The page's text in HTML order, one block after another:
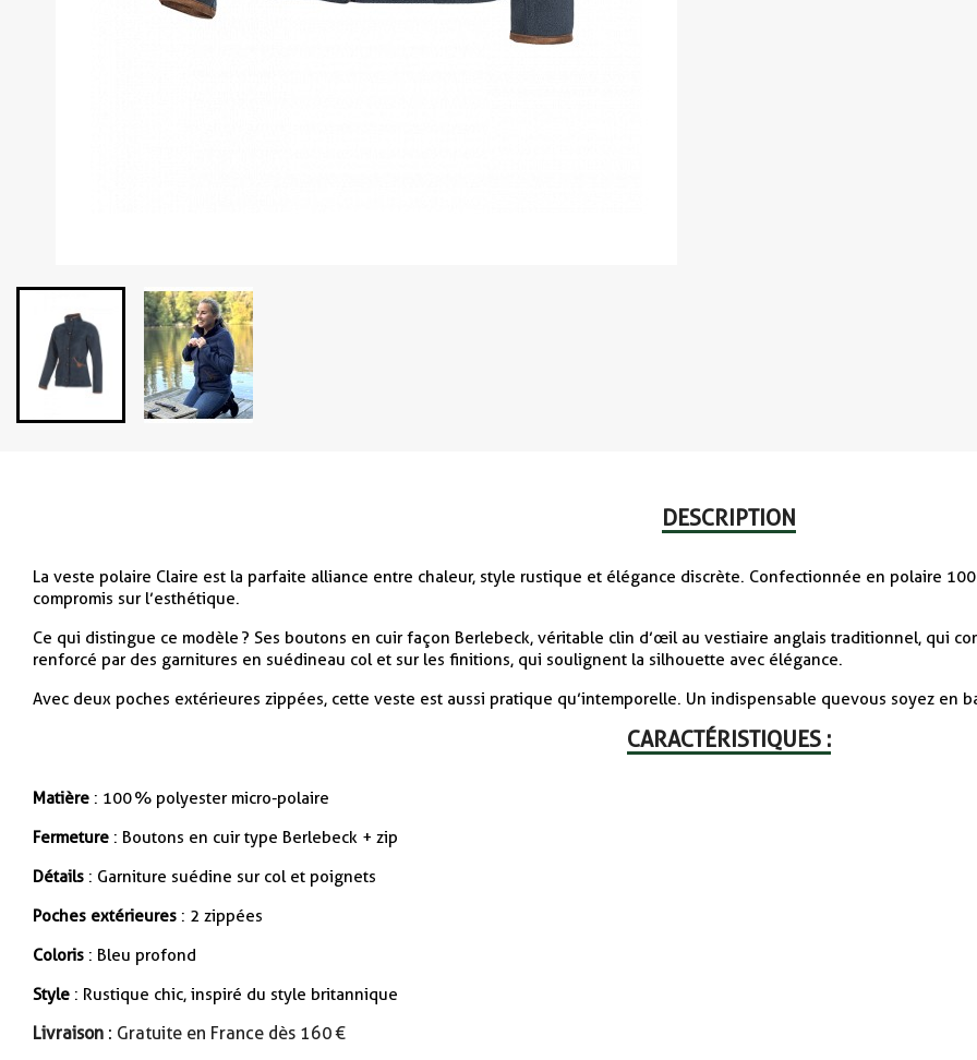
DESCRIPTION
La veste polaire Claire est la parfaite alliance entre chaleur, style rustique et élégance discrète. Confectionnée en polaire
compromis sur l’esthétique.
Ce qui distingue ce modèle ? Ses boutons en cuir façon Berlebeck, véritable clin d’œil au vestiaire anglais traditionnel, qui
renforcé par des garnitures en suédine au col et sur les finitions, qui soulignent la silhouette avec élégance.
Avec deux poches extérieures zippées, cette veste est aussi pratique qu’intemporelle. Un indispensable que vous soyez en
CARACTÉRISTIQUES :
Matière : 100 % polyester micro-polaire
Fermeture : Boutons en cuir type Berlebeck + zip
Détails : Garniture suédine sur col et poignets
Poches extérieures : 2 zippées
Coloris : Bleu profond
Style : Rustique chic, inspiré du style britannique
Livraison : Gratuite en France dès 160 €